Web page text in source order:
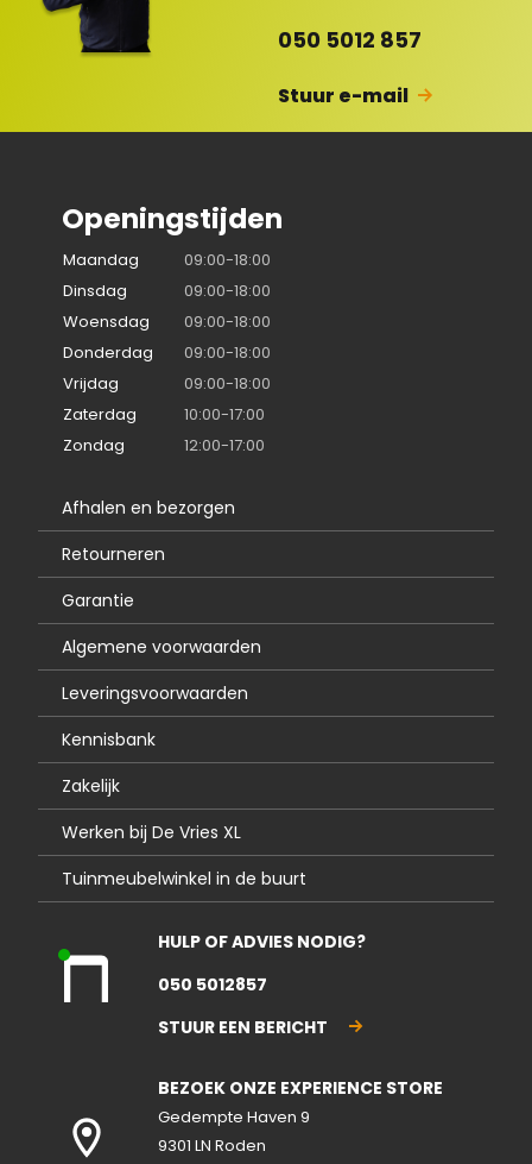
050 5012 857
Stuur e-mail
Openingstijden
Maandag
09:00-18:00
Dinsdag
09:00-18:00
Woensdag
09:00-18:00
Donderdag
09:00-18:00
Vrijdag
09:00-18:00
Zaterdag
10:00-17:00
Zondag
12:00-17:00
Afhalen en bezorgen
Retourneren
Garantie
Algemene voorwaarden
Leveringsvoorwaarden
Kennisbank
Zakelijk
Werken bij De Vries XL
Tuinmeubelwinkel in de buurt
nte
pen
d
HULP OF ADVIES NODIG?
050 5012857
STUUR EEN BERICHT
BEZOEK ONZE EXPERIENCE STORE
Gedempte Haven 9
9301 LN Roden